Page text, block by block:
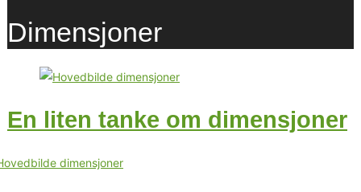
Dimensjoner
En liten tanke om dimensjoner